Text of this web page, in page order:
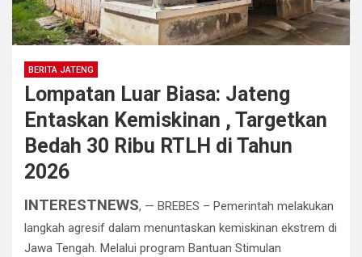
BERITA JATENG
Lompatan Luar Biasa: Jateng
Entaskan Kemiskinan , Targetkan
Bedah 30 Ribu RTLH di Tahun
2026
INTERESTNEWS, — ​BREBES – Pemerintah melakukan
langkah agresif dalam menuntaskan kemiskinan ekstrem di
Jawa Tengah. Melalui program Bantuan Stimulan